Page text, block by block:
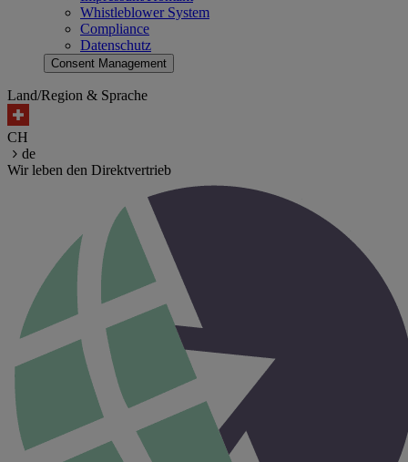
Whistleblower System
Compliance
Datenschutz
Consent Management
Land/Region & Sprache
CH
de
Wir leben den Direktvertrieb